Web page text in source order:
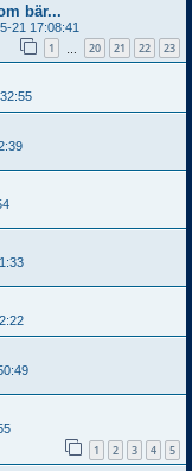
bär...
21 17:08:41
1 20 21 22 23
1 2 3 4 5